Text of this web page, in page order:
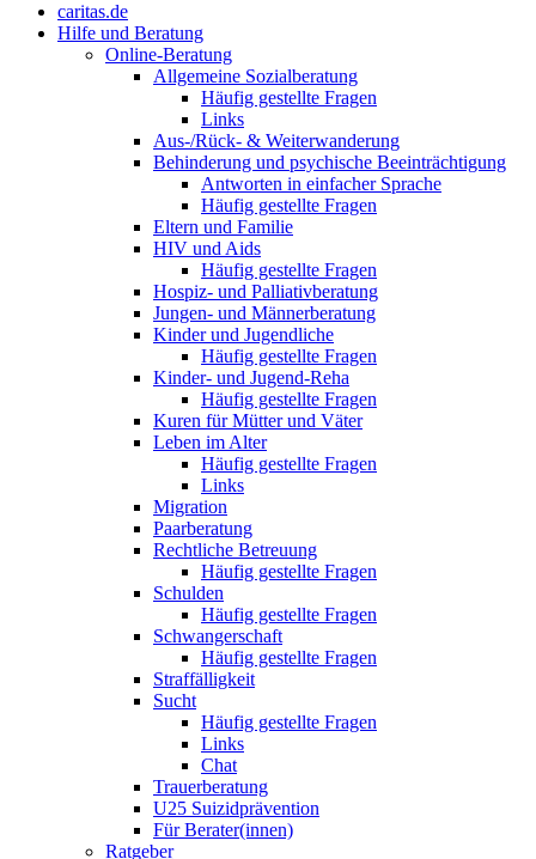
caritas.de
Hilfe und Beratung
Online-Beratung
Allgemeine Sozialberatung
Häufig gestellte Fragen
Links
Aus-/Rück- & Weiterwanderung
Behinderung und psychische Beeinträchtigung
Antworten in einfacher Sprache
Häufig gestellte Fragen
Eltern und Familie
HIV und Aids
Häufig gestellte Fragen
Hospiz- und Palliativberatung
Jungen- und Männerberatung
Kinder und Jugendliche
Häufig gestellte Fragen
Kinder- und Jugend-Reha
Häufig gestellte Fragen
Kuren für Mütter und Väter
Leben im Alter
Häufig gestellte Fragen
Links
Migration
Paarberatung
Rechtliche Betreuung
Häufig gestellte Fragen
Schulden
Häufig gestellte Fragen
Schwangerschaft
Häufig gestellte Fragen
Straffälligkeit
Sucht
Häufig gestellte Fragen
Links
Chat
Trauerberatung
U25 Suizidprävention
Für Berater(innen)
Ratgeber